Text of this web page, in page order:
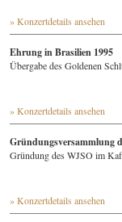
» Konzertdetails ansehen
Ehrung in Brasilien 1995
Übergabe des Goldenen
» Konzertdetails ansehen
Gründungsversammlung
Gründung des WJSO im
» Konzertdetails ansehen